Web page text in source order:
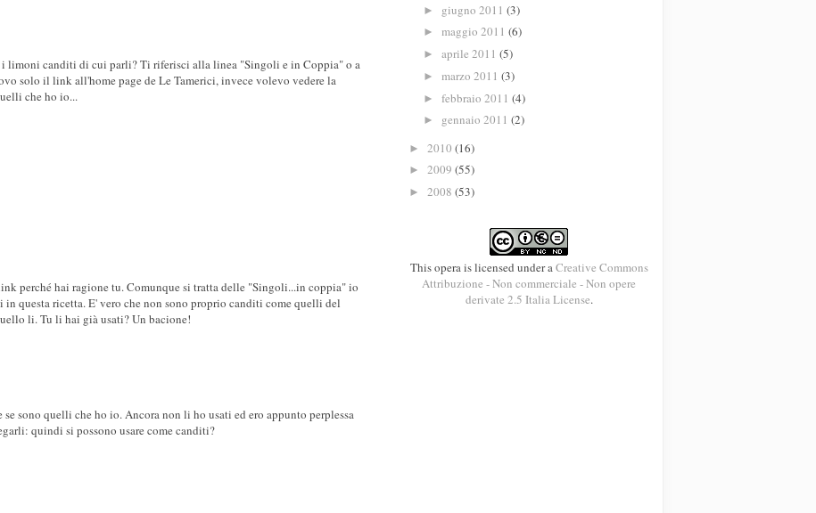
limoni canditi di cui parli? Ti riferisci alla linea "Singoli e in Coppia" o a
solo il link all'home page de Le Tamerici, invece volevo vedere la
che ho io...
perché hai ragione tu. Comunque si tratta delle "Singoli...in coppia" io
questa ricetta. E' vero che non sono proprio canditi come quelli del
li. Tu li hai già usati? Un bacione!
sono quelli che ho io. Ancora non li ho usati ed ero appunto perplessa
quindi si possono usare come canditi?
► giugno 2011 (3)
► maggio 2011 (6)
► aprile 2011 (5)
► marzo 2011 (3)
► febbraio 2011 (4)
► gennaio 2011 (2)
► 2010 (16)
► 2009 (55)
► 2008 (53)
This opera is licensed under aCreative Commons
Attribuzione - Non commerciale - Non opere
derivate 2.5 Italia License.